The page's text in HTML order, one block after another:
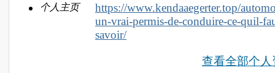
个人主页
https://www.kendaaegerter.top/
un-vrai-permis-de-conduire-ce-quil-
savoir/
查看全部个人